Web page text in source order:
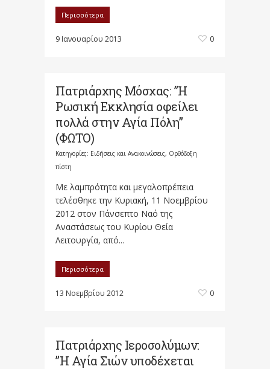
Περισσότερα
9 Ιανουαρίου 2013 0
Πατριάρχης Μόσχας: ”Η
Ρωσική Εκκλησία οφείλει
πολλά στην Αγία Πόλη”
(ΦΩΤΟ)
Κατηγορίες: Ειδήσεις και Ανακοινώσεις, Ορθόδοξη
πίστη
Με λαμπρότητα και μεγαλοπρέπεια
τελέσθηκε την Κυριακή, 11 Νοεμβρίου
2012 στον Πάνσεπτο Ναό της
Αναστάσεως του Κυρίου Θεία
Λειτουργία, από...
Περισσότερα
13 Νοεμβρίου 2012 0
Πατριάρχης Ιεροσολύμων:
”Η Αγία Σιών υποδέχεται